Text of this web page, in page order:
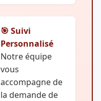
🎯 Suivi
Personnalisé
Notre équipe
vous
accompagne de
la demande de